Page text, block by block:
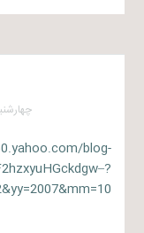
چهارشنبه ۲۸ آذر ۱۳۸۶ در ۱۱:۴۲
blog-